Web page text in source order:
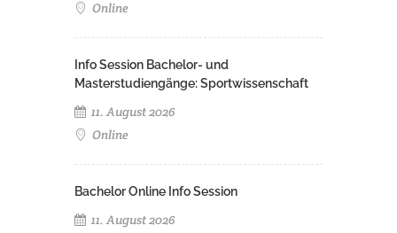
Online
Info Session Bachelor- und
Masterstudiengänge: Sportwissenschaft
11. August 2026
Online
Bachelor Online Info Session
11. August 2026